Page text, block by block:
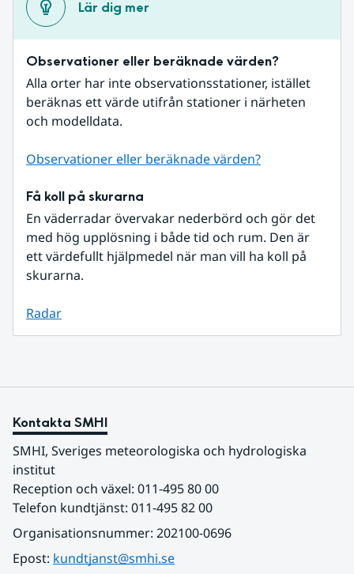
Lär dig mer
Observationer eller beräknade värden?
Alla orter har inte observationsstationer, istället
beräknas ett värde utifrån stationer i närheten
och modelldata.
Observationer eller beräknade värden?
Få koll på skurarna
En väderradar övervakar nederbörd och gör det
med hög upplösning i både tid och rum. Den är
ett värdefullt hjälpmedel när man vill ha koll på
skurarna.
Radar
Kontakta SMHI
SMHI, Sveriges meteorologiska och hydrologiska
institut
Reception och växel: 011-495 80 00
Telefon kundtjänst: 011-495 82 00
Organisationsnummer: 202100-0696
Epost: kundtjanst@smhi.se